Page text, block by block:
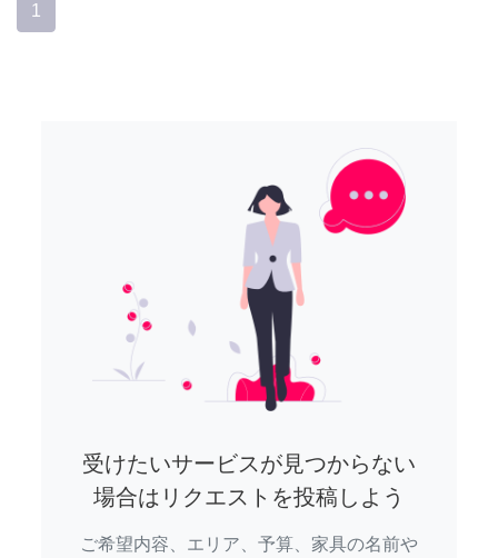
1
受けたいサービスが見つからない
場合はリクエストを投稿しよう
ご希望内容、エリア、予算、家具の名前や